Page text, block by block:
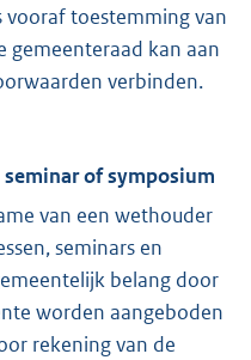
vooraf toestemming van
gemeenteraad kan aan
verbinden.
seminar of symposium
van een wethouder
seminars en
belang door
worden aangeboden
rekening van de